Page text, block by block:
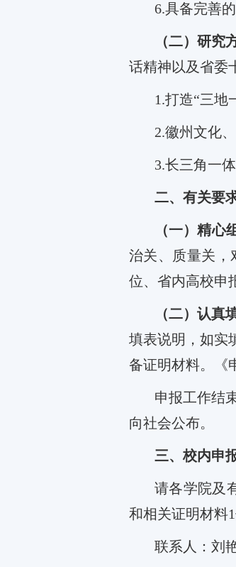
6.具备完善
（二）研究
话精神以及省委
1.打造“三地
2.徽州文化
3.长三角一
二、有关要
（一）精心
治关、质量关，
位、省内高校申
（二）认真
填表说明，如实
备证明材料。《
申报工作结
向社会公布。
三、校内申
请各学院及
和相关证明材料1
联系人：刘